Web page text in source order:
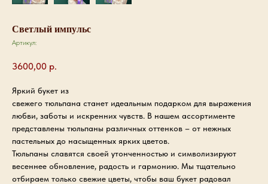
Светлый импульс
Артикул:
3600,00 р.
Яркий букет из
свежего тюльпана станет идеальным подарком для выражения
любви, заботы и искренних чувств. В нашем ассортименте
представлены тюльпаны различных оттенков – от нежных
пастельных до насыщенных ярких цветов.
Тюльпаны славятся своей утонченностью и символизируют
весеннее обновление, радость и гармонию. Мы тщательно
отбираем только свежие цветы, чтобы ваш букет радовал